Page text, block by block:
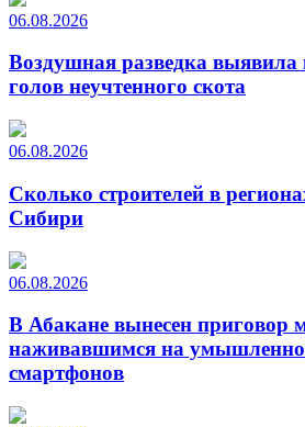
06.08.2026
Воздушная разведка
голов неучтенного скота
06.08.2026
Сколько строителей в
Сибири
06.08.2026
В Абакане вынесен приговор
наживавшимся на
смартфонов